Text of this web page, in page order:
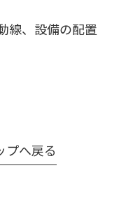
線、設備の配置
プへ戻る